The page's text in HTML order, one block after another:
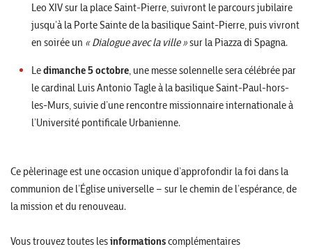
Leo XIV sur la place Saint-Pierre, suivront le parcours jubilaire
jusqu’à la Porte Sainte de la basilique Saint-Pierre, puis vivront
en soirée un « Dialogue avec la ville »sur la Piazza di Spagna.
Ledimanche 5 octobre, une messe solennelle sera célébrée par
le cardinal Luis Antonio Tagle à la basilique Saint-Paul-hors-
les-Murs, suivie d’une rencontre missionnaire internationale à
l’Université pontificale Urbanienne.
Ce pèlerinage est une occasion unique d’approfondir la foi dans la
communion de l’Église universelle – sur le chemin de l’espérance, de
la mission et du renouveau.
Vous trouvez toutes lesinformationscomplémentaires